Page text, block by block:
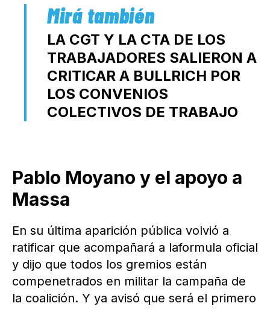
LA CGT Y LA CTA DE LOS
TRABAJADORES SALIERON A
CRITICAR A BULLRICH POR
LOS CONVENIOS
COLECTIVOS DE TRABAJO
Pablo Moyano y el apoyo a
Massa
En su última aparición pública volvió a
ratificar que acompañará a laformula oficial
y dijo que todos los gremios están
compenetrados en militar la campaña de
la coalición. Y ya avisó que será el primero